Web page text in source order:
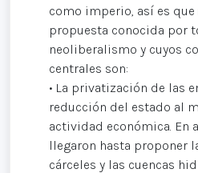
como imperio, así es
propuesta conocida por
neoliberalismo y cuyos
centrales son:
• La privatización de las
reducción del estado al
actividad económica. En
llegaron hasta proponer
cárceles y las cuencas